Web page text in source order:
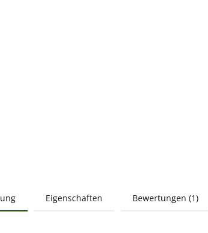
Eigenschaften Bewertungen (1)